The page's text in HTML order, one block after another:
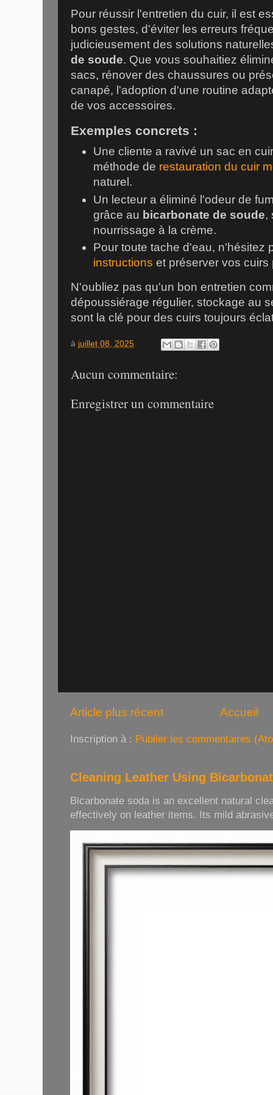
Pour réussir l'entretien du cuir, il est
bons gestes, d'éviter les erreurs
judicieusement des solutions
de soude. Que vous souhaitiez
sacs, rénover des chaussures ou
canapé, l'adoption d'une routine
de vos accessoires.
Exemples concrets :
Une cliente a ravivé un sac en
méthode de restauration du cuir
naturel.
Un lecteur a éliminé l'odeur de
grâce au bicarbonate de soude,
nourrissage à la crème.
Pour toute tache d'eau, n'hésitez
instructions et préserver vos cuirs
N'oubliez pas qu'un bon entretien
dépoussiérage régulier, stockage au
sont la clé pour des cuirs toujours
à juillet 08, 2025
Aucun commentaire:
Enregistrer un commentaire
Article plus récent Accueil
Inscription à : Publier les commentaires
Cleaning Leather Using
Bicarbonate soda is an excellent natural
effectively on leather items. Its mild